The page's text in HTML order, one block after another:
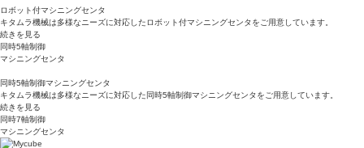
ロボット付マシニングセンタ
キタムラ機械は多様なニーズに対応したロボット付マシニングセンタをご用意しています。
続きを見る
同時5軸制御
マシニングセンタ
同時5軸制御マシニングセンタ
キタムラ機械は多様なニーズに対応した同時5軸制御マシニングセンタをご用意しています。
続きを見る
同時7軸制御
マシニングセンタ